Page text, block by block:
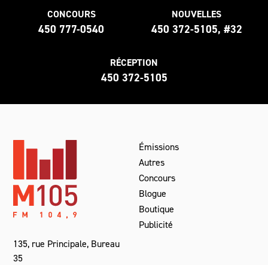
CONCOURS
450 777-0540
NOUVELLES
450 372-5105, #32
RÉCEPTION
450 372-5105
135, rue Principale, Bureau
35
Émissions
Autres
Concours
Blogue
Boutique
Publicité